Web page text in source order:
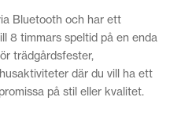
Bluetooth och har ett
8 timmars speltid på en enda
trädgårdsfester,
där du vill ha ett
på stil eller kvalitet.